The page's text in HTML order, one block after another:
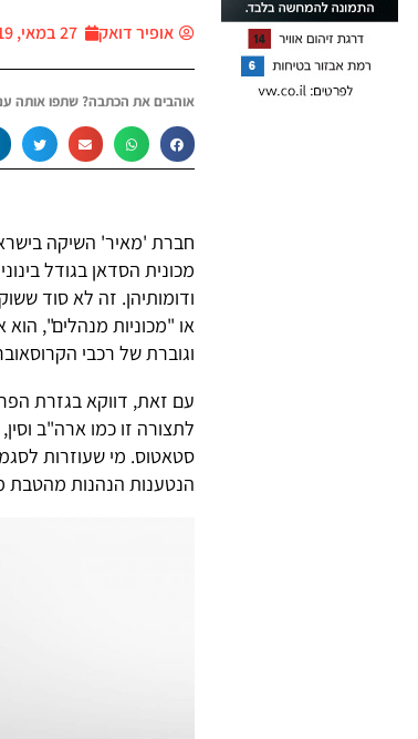
אופיר דואק 27 במאי, 2019
אוהבים את הכתבה? שתפו אותה
מכונית הסדאן בגודל
ודומותיהן. זה לא סוד
או "מכוניות מנהלים",
וגוברת של רכבי
עם זאת, דווקא בגזרת
לתצורה זו כמו ארה"ב
סטאטוס. מי שעוזרות
הנטענות הנהנות מהטבת